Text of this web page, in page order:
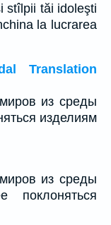
stîlpii tăi idoleşti
la lucrarea
Translation
из среды
изделиям
из среды